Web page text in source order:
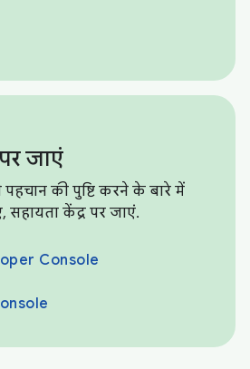
जाएं
की पुष्टि करने के बारे में
सहायता केंद्र पर जाएं.
Console